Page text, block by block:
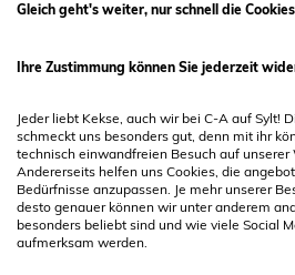
Boysenstraße 14
Telefon 04651 5175
Bürozeiten
Wir haben ganzjährig geöffnet
Gleich geht's weiter, nur schnell die Cookies
Ihre Zustimmung können Sie jederzeit
Jeder liebt Kekse, auch wir bei C-A auf Sylt!
schmeckt uns besonders gut, denn mit ihr
technisch einwandfreien Besuch auf unserer
Andererseits helfen uns Cookies, die
Bedürfnisse anzupassen. Je mehr unserer
desto genauer können wir unter anderem
besonders beliebt sind und wie viele Social
aufmerksam werden.